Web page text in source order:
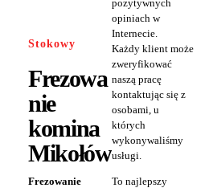
Stokowy
Frezowa
nie
komina
Mikołów
Frezowanie
pozytywnych
opiniach w
Internecie.
Każdy klient może
zweryfikować
naszą pracę
kontaktując się z
osobami, u
których
wykonywaliśmy
usługi.
To najlepszy